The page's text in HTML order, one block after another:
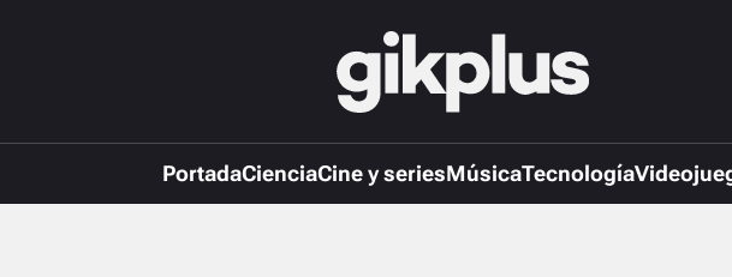
PortadaCienciaCine y seriesMúsicaTecnología